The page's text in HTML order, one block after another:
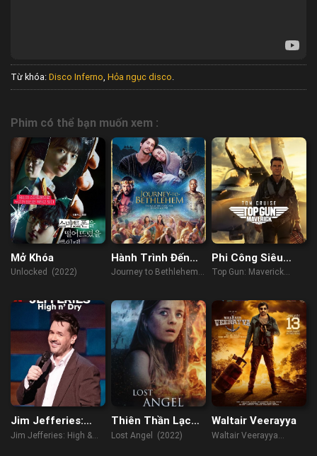
Từ khóa: Disco Inferno Hỏa ngục disco
Phim có thể bạn muốn xem :
Mở Khóa
Unlocked (2022)
Hành Trình Đến
Bethlehem
Journey to Bethlehem
Phi Công Siêu
Đẳng Maverick
Top Gun: Maverick
Jim Jefferies:
Phê Và Không Say
Jim Jefferies: High &
Thiên Thần Lạc
Lối
Lost Angel (2022)
Waltair Veerayya
Waltair Veerayya